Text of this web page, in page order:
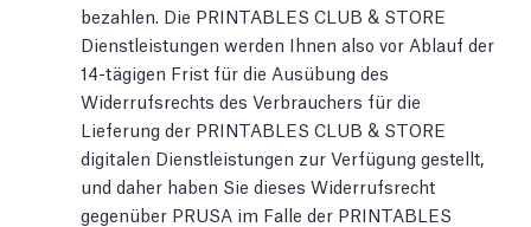
bezahlen. Die PRINTABLES CLUB & STORE
Dienstleistungen werden Ihnen also vor Ablauf der
14-tägigen Frist für die Ausübung des
Widerrufsrechts des Verbrauchers für die
Lieferung der PRINTABLES CLUB & STORE
digitalen Dienstleistungen zur Verfügung gestellt,
und daher haben Sie dieses Widerrufsrecht
gegenüber PRUSA im Falle der PRINTABLES